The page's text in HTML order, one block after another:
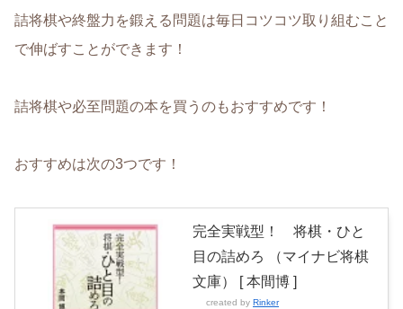
詰将棋や終盤力を鍛える問題は毎日コツコツ取り組むこと
で伸ばすことができます！
詰将棋や必至問題の本を買うのもおすすめです！
おすすめは次の3つです！
完全実戦型！ 将棋・ひと
目の詰めろ （マイナビ将棋
文庫） [ 本間博 ]
created by Rinker